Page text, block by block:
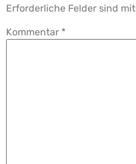
Erforderliche Felder sind mit
Kommentar *